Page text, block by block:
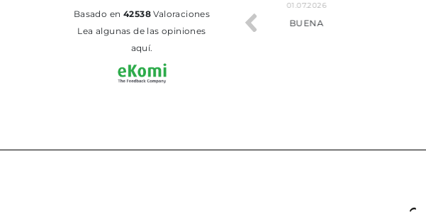
basado en 42538Valoraciones
Lea algunas de las opiniones
aquí.
30.06.2026
Tot perfecte